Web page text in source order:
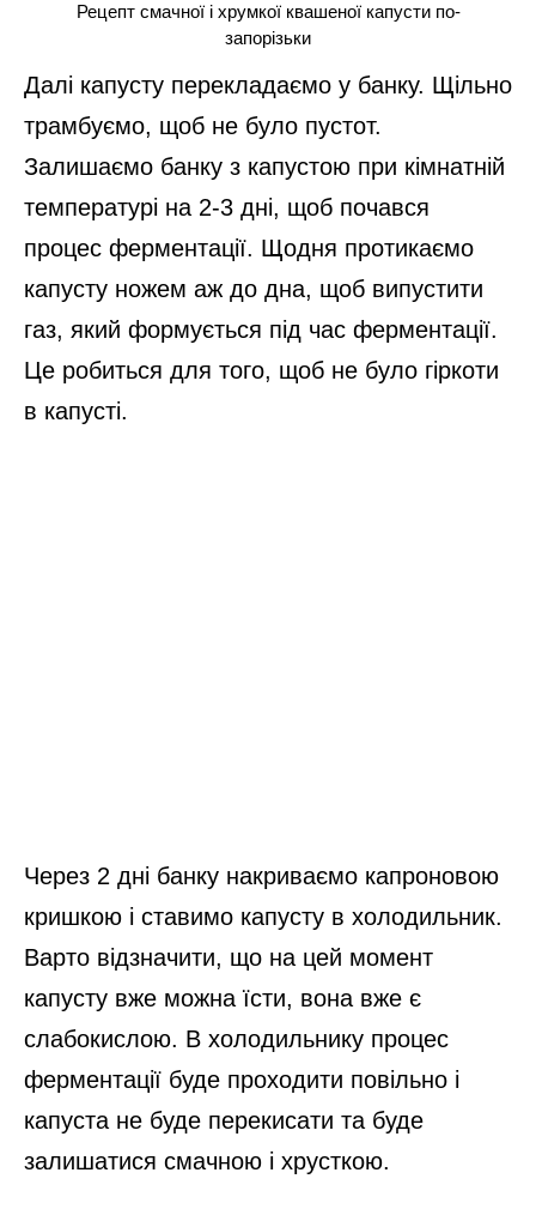
Рецепт смачної і хрумкої квашеної капусти по-
запорізьки
Далі капусту перекладаємо у банку. Щільно
трамбуємо, щоб не було пустот.
Залишаємо банку з капустою при кімнатній
температурі на 2-3 дні, щоб почався
процес ферментації. Щодня протикаємо
капусту ножем аж до дна, щоб випустити
газ, який формується під час ферментації.
Це робиться для того, щоб не було гіркоти
в капусті.
Через 2 дні банку накриваємо капроновою
кришкою і ставимо капусту в холодильник.
Варто відзначити, що на цей момент
капусту вже можна їсти, вона вже є
слабокислою. В холодильнику процес
ферментації буде проходити повільно і
капуста не буде перекисати та буде
залишатися смачною і хрусткою.